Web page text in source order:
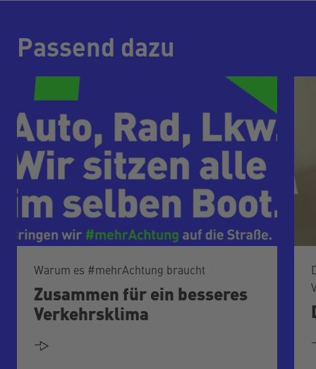
Passend dazu
Warum es #mehrAchtung braucht
Zusammen für ein besseres
Verkehrsklima